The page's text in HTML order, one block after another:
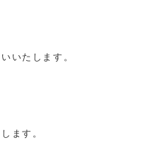
いたします。
ます。